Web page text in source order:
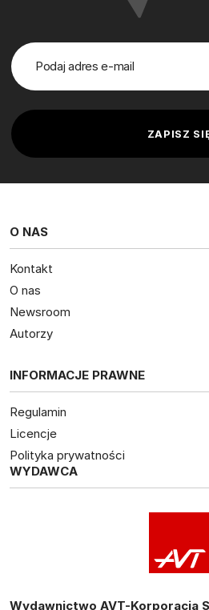
O NAS
Kontakt
O nas
Newsroom
Autorzy
INFORMACJE PRAWNE
Regulamin
Licencje
Polityka prywatności
WYDAWCA
Wydawnictwo AVT-Korporacja